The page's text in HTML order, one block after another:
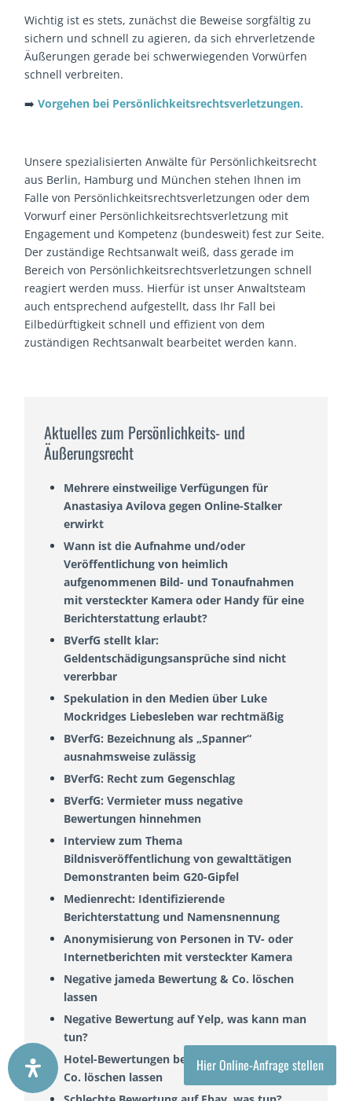
Hier Online-Anfrage stellen
Wichtig ist es stets, zunächst die Beweise sorgfältig zu
sichern und schnell zu agieren, da sich ehrverletzende
Äußerungen gerade bei schwerwiegenden Vorwürfen
schnell verbreiten.
➡️Vorgehen bei Persönlichkeitsrechtsverletzungen.
Unsere spezialisierten Anwälte für Persönlichkeitsrecht
aus Berlin, Hamburg und München stehen Ihnen im
Falle von Persönlichkeitsrechtsverletzungen oder dem
Vorwurf einer Persönlichkeitsrechtsverletzung mit
Engagement und Kompetenz (bundesweit) fest zur Seite.
Der zuständige Rechtsanwalt weiß, dass gerade im
Bereich von Persönlichkeitsrechtsverletzungen schnell
reagiert werden muss. Hierfür ist unser Anwaltsteam
auch entsprechend aufgestellt, dass Ihr Fall bei
Eilbedürftigkeit schnell und effizient von dem
zuständigen Rechtsanwalt bearbeitet werden kann.
Aktuelles zum Persönlichkeits- und
Äußerungsrecht
Mehrere einstweilige Verfügungen für
Anastasiya Avilova gegen Online-Stalker
erwirkt
Wann ist die Aufnahme und/oder
Veröffentlichung von heimlich
aufgenommenen Bild- und Tonaufnahmen
mit versteckter Kamera oder Handy für eine
Berichterstattung erlaubt?
BVerfG stellt klar:
Geldentschädigungsansprüche sind nicht
vererbbar
Spekulation in den Medien über Luke
Mockridges Liebesleben war rechtmäßig
BVerfG: Bezeichnung als „Spanner“
ausnahmsweise zulässig
BVerfG: Recht zum Gegenschlag
BVerfG: Vermieter muss negative
Bewertungen hinnehmen
Interview zum Thema
Bildnisveröffentlichung von gewalttätigen
Demonstranten beim G20-Gipfel
Medienrecht: Identifizierende
Berichterstattung und Namensnennung
Anonymisierung von Personen in TV- oder
Internetberichten mit versteckter Kamera
Negative jameda Bewertung & Co. löschen
lassen
Negative Bewertung auf Yelp, was kann man
tun?
Hotel-Bewertungen bei Booking, Google &
Co. löschen lassen